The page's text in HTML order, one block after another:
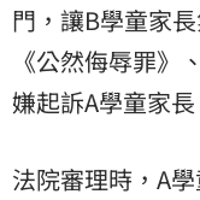
門，讓B學童家
《公然侮辱罪》
嫌起訴A學童家長
法院審理時，A